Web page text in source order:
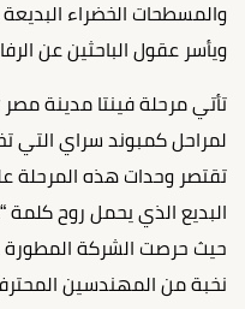
والمسطحات الخضراء
ويأسر عقول الباحثين عن
لمراحل كمبوند سراي التي
تقتصر وحدات هذه المرحلة
حيث حرصت الشركة المطورة
نخبة من المهندسين